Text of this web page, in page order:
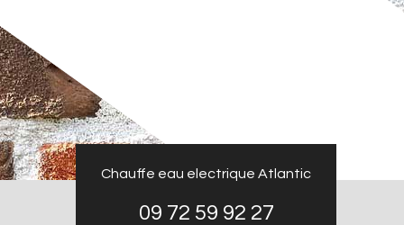
Chauffe eau electrique Atlantic
09 72 59 92 27